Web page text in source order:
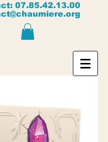
07.85.42.13.00